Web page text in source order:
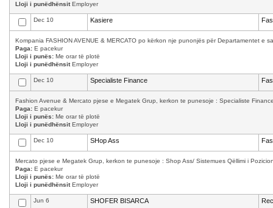
Lloji i punëdhënsitEmployer
Dec 10 Kasiere
Kompania FASHION AVENUE & MERCATO po kërkon nje punonjës për Departamentet e
Paga: E pacekur
Lloji i punës: Me orar të plotë
Lloji i punëdhënsitEmployer
Dec 10 Specialiste Finance
Fashion Avenue & Mercato pjese e Megatek Grup, kerkon te punesoje : Specialiste
Paga: E pacekur
Lloji i punës: Me orar të plotë
Lloji i punëdhënsitEmployer
Dec 10 SHop Ass
Mercato pjese e Megatek Grup, kerkon te punesoje : Shop Ass/ Sistemues Qëllimi i
Paga: E pacekur
Lloji i punës: Me orar të plotë
Lloji i punëdhënsitEmployer
Jun 6 SHOFER BISARCA